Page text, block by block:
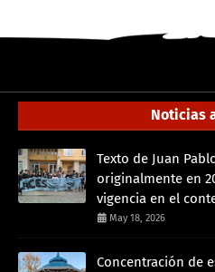
Noticias
Texto de Juan
originalmente en
vigencia en el
May 18, 2026
Concentración de